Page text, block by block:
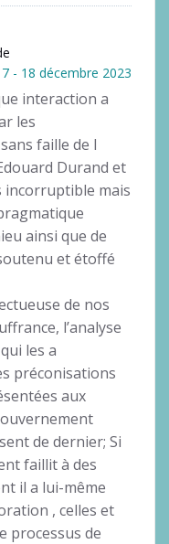
- 18 décembre 2023
interaction a
les
faille de l
Durand et
incorruptible mais
ainsi que de
et étoffé
de nos
l’analyse
les a
préconisations
aux
de dernier; Si
faillit à des
il a lui-même
, celles et
processus de